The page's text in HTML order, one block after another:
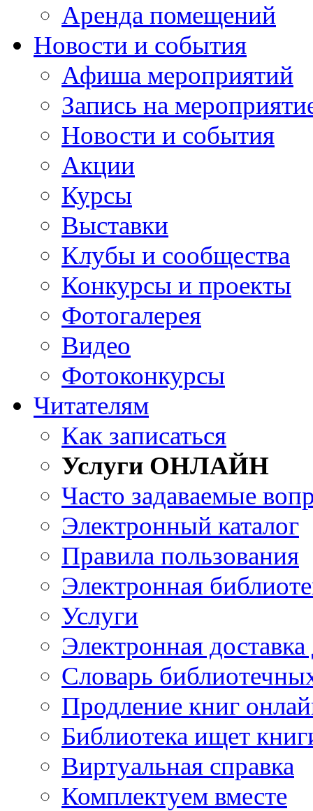
Аренда помещений
Новости и события
Афиша мероприятий
Запись на
Новости и события
Акции
Курсы
Выставки
Клубы и сообщества
Конкурсы и проекты
Фотогалерея
Видео
Фотоконкурсы
Читателям
Как записаться
Услуги ОНЛАЙН
Часто задаваемые
Электронный каталог
Правила пользования
Электронная
Услуги
Электронная
Словарь
Продление книг
Библиотека ищет
Виртуальная справка
Комплектуем вместе